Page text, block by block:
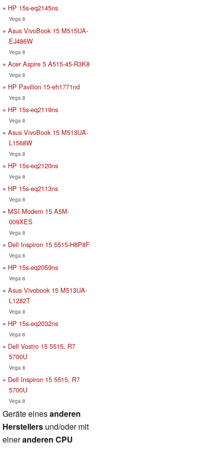
HP 15s-eq2145ns
Vega 8
Asus VivoBook 15 M515UA-
EJ486W
Vega 8
Acer Aspire 5 A515-45-R3K8
Vega 8
HP Pavilion 15-eh1771nd
Vega 8
HP 15s-eq2119ns
Vega 8
Asus VivoBook 15 M513UA-
L1568W
Vega 8
HP 15s-eq2120ns
Vega 8
HP 15s-eq2113ns
Vega 8
MSI Modern 15 A5M-
009XES
Vega 8
Dell Inspiron 15 5515-H8P8F
Vega 8
HP 15s-eq2059ns
Vega 8
Asus Vivobook 15 M513UA-
L1282T
Vega 8
HP 15s-eq2032ns
Vega 8
Dell Vostro 15 5515, R7
5700U
Vega 8
Dell Inspiron 15 5515, R7
5700U
Vega 8
Geräte einesanderen
Herstellers und/oder mit
eineranderen CPU